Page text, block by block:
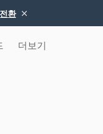
환 ×
더보기